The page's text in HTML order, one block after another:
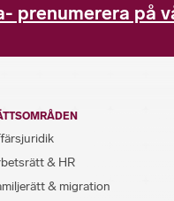
prenumerera på
& HR
& migration